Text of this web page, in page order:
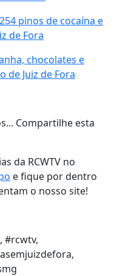
pinos de cocaína e
de Fora
chocolates e
Juiz de Fora
Compartilhe esta
da RCWTV no
e fique por dentro
o nosso site!
#rcwtv,